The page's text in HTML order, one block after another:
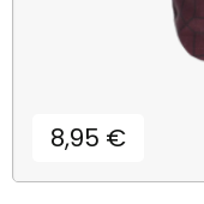
Prix
8,95 €